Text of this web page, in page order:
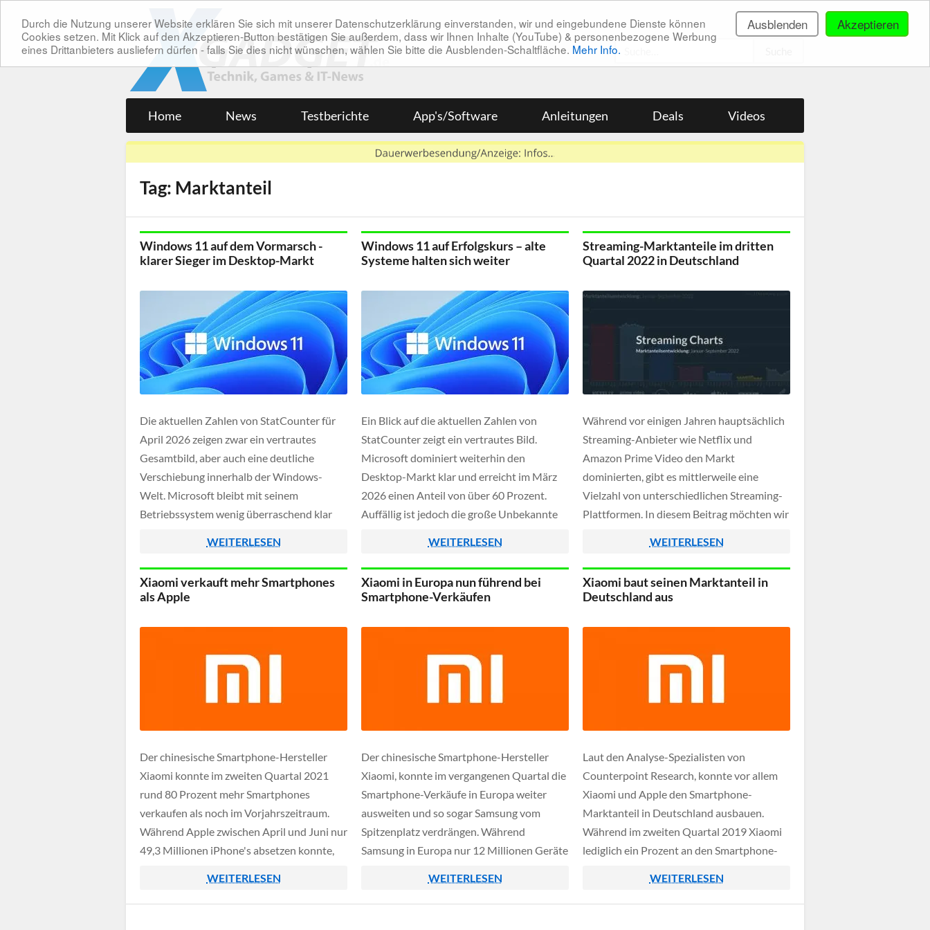
Akzeptieren
Ausblenden
Durch die Nutzung unserer Website erklären Sie sich mit unserer Datenschutzerklärung einverstanden, wir und eingebundene Dienste können
Cookies setzen. Mit Klick auf den Akzeptieren-Button bestätigen Sie außerdem, dass wir Ihnen Inhalte (YouTube) & personenbezogene Werbung
eines Drittanbieters ausliefern dürfen - falls Sie dies nicht wünschen, wählen Sie bitte die Ausblenden-Schaltfläche. Mehr Info.
Home News Testberichte App's/Software Anleitungen Deals Videos
Tag: Marktanteil
Windows 11 auf dem Vormarsch -
klarer Sieger im Desktop-Markt
Die aktuellen Zahlen von StatCounter für
April 2026 zeigen zwar ein vertrautes
Gesamtbild, aber auch eine deutliche
Verschiebung innerhalb der Windows-
Welt. Microsoft bleibt mit seinem
Betriebssystem wenig überraschend klar
Anteil von 63,66 Prozent auf Desktop-
Rechnern. Auffällig ist die große Kategorie
unbekannter Systeme mit 19,28 Prozent,
hinter der sich meist anonymisierte […]
WEITERLESEN
Windows 11 auf Erfolgskurs – alte
Systeme halten sich weiter
Ein Blick auf die aktuellen Zahlen von
StatCounter zeigt ein vertrautes Bild.
Microsoft dominiert weiterhin den
Desktop-Markt klar und erreicht im März
2026 einen Anteil von über 60 Prozent.
Auffällig ist jedoch die große Unbekannte
Zugriffe lässt sich keinem konkreten System
zuordnen, was auf zunehmende
Datenschutzmaßnahmen und Tracking-
Blocker hindeutet.
WEITERLESEN
Streaming-Marktanteile im dritten
Quartal 2022 in Deutschland
Während vor einigen Jahren hauptsächlich
Streaming-Anbieter wie Netflix und
Amazon Prime Video den Markt
dominierten, gibt es mittlerweile eine
Vielzahl von unterschiedlichen Streaming-
Plattformen. In diesem Beitrag möchten wir
Marktanteile der SVOD-Anbieter in
Deutschland werfen um einen besseren
Blick auf das derzeitige Marktgeschehen zu
WEITERLESEN
Xiaomi verkauft mehr Smartphones
als Apple
Der chinesische Smartphone-Hersteller
Xiaomi konnte im zweiten Quartal 2021
rund 80 Prozent mehr Smartphones
verkaufen als noch im Vorjahrszeitraum.
Während Apple zwischen April und Juni nur
49,3 Millionen iPhone's absetzen konnte,
Millionen Geräten. Aufgrund der
Preisgestaltung dürfte es bei der reinen
WEITERLESEN
Xiaomi in Europa nun führend bei
Smartphone-Verkäufen
Der chinesische Smartphone-Hersteller
Xiaomi, konnte im vergangenen Quartal die
Smartphone-Verkäufe in Europa weiter
ausweiten und so sogar Samsung vom
Spitzenplatz verdrängen. Während
Samsung in Europa nur 12 Millionen Geräte
gleichen Zeitraum rund 12,7 Millionen
Smartphones an den Mann zu bringen.
WEITERLESEN
Xiaomi baut seinen Marktanteil in
Deutschland aus
Laut den Analyse-Spezialisten von
Counterpoint Research, konnte vor allem
Xiaomi und Apple den Smartphone-
Marktanteil in Deutschland ausbauen.
Während im zweiten Quartal 2019 Xiaomi
lediglich ein Prozent an den Smartphone-
stiegen diese im zweiten Quartal 2020 auf
fünf Prozent.
WEITERLESEN